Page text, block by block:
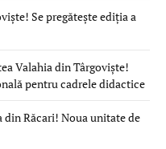
Se pregătește ediția a
Valahia din Târgoviște!
pentru cadrele didactice
din Răcari! Noua unitate de